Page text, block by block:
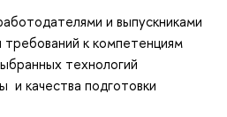
и выпускниками
к компетенциям
технологий
и качества подготовки